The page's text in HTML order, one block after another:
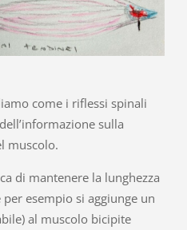
come i riflessi spinali
sulla
muscolo.
di mantenere la lunghezza
esempio si aggiunge un
al muscolo bicipite